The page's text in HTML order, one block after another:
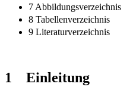
7 Abbildungsverzeichnis
8 Tabellenverzeichnis
9 Literaturverzeichnis
1 Einleitung